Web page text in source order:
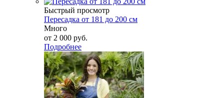
Быстрый просмотр
Пересадка от 181 до 200 см
Много
от 2 000 руб.
Подробнее